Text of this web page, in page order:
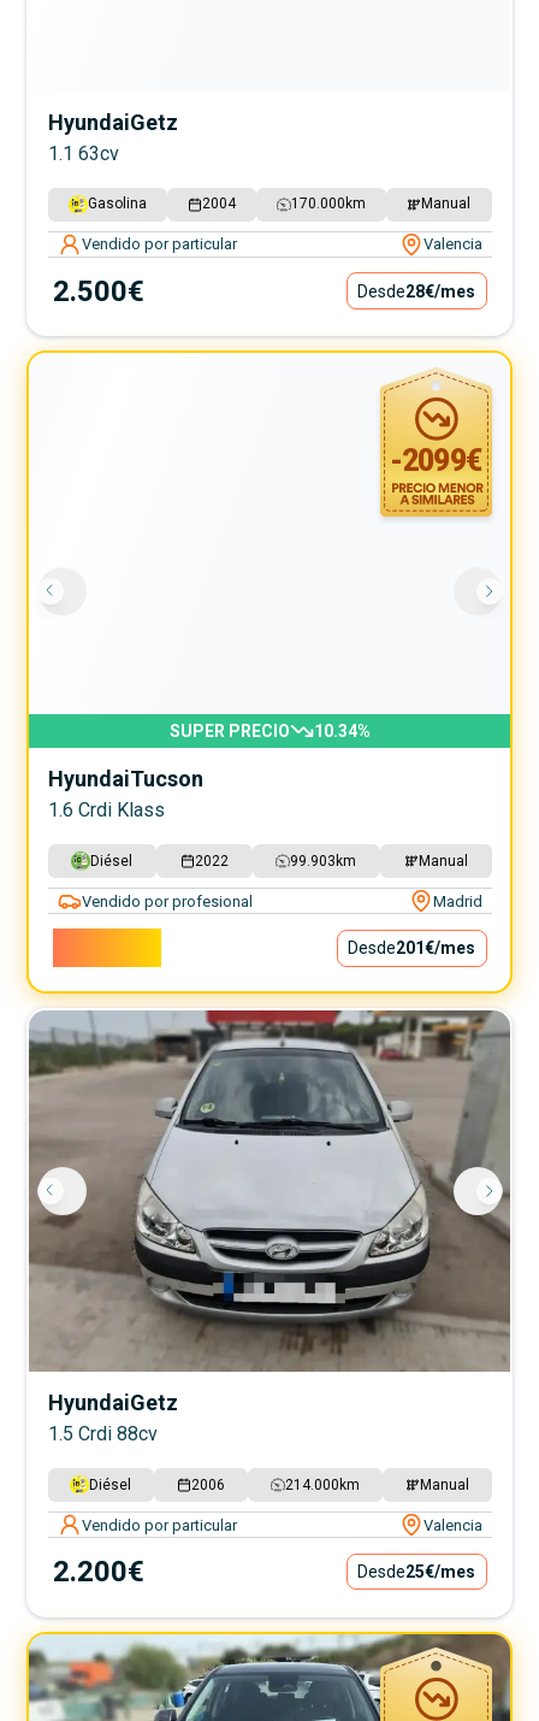
HyundaiGetz
1.1 63cv
Gasolina 2004 170.000 km Manual
Vendido por particular Valencia
2.500€ Desde28€/mes
-2099€
SUPER PRECIO 10.34%
HyundaiTucson
1.6 Crdi Klass
Diésel 2022 99.903 km Manual
Vendido por profesional Madrid
Desde201€/mes
HyundaiGetz
1.5 Crdi 88cv
Diésel 2006 214.000 km Manual
Vendido por particular Valencia
2.200€ Desde25€/mes